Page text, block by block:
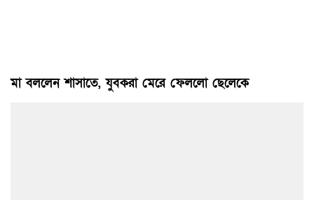
মা বললেন শাসাতে, যুবকরা মেরে ফেললো ছেলেকে